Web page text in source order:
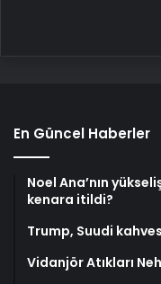
En Güncel Haberler
Noel Ana’nın
kenara itildi?
Trump, Suudi
Vidanjör Atıkları